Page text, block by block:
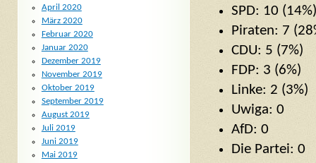
SPD: 10 (14%)
Piraten: 7
CDU: 5 (7%)
FDP: 3 (6%)
Linke: 2 (3%)
Uwiga: 0
AfD: 0
Die Partei: 0
April 2020
März 2020
Februar 2020
Januar 2020
Dezember 2019
November 2019
Oktober 2019
September 2019
August 2019
Juli 2019
Juni 2019
Mai 2019